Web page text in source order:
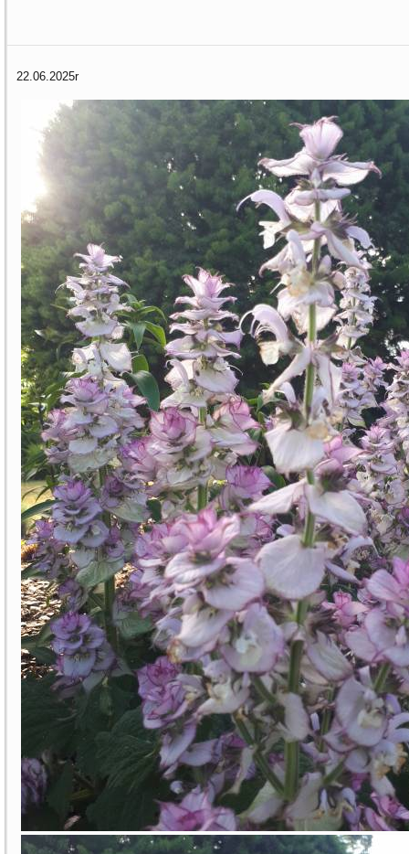
22.06.2025r